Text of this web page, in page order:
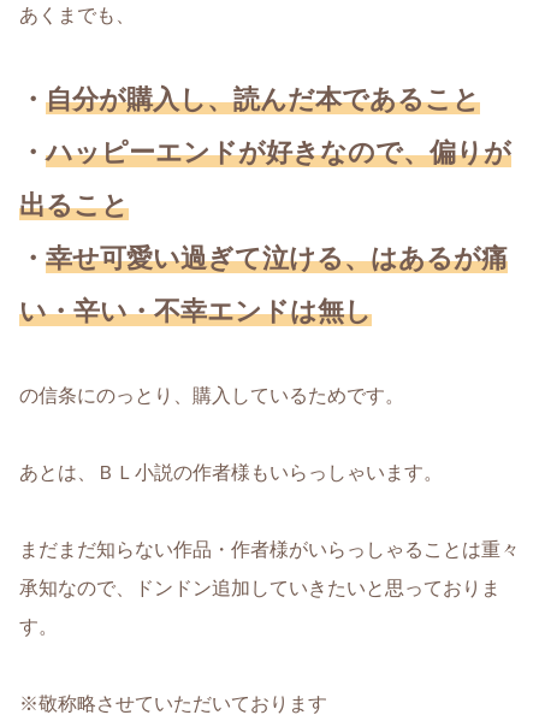
あくまでも、
・ 自分が購入し、読んだ本であること
・ハッピーエンドが好きなので、偏りが
出ること
・ 幸せ可愛い過ぎて泣ける、はあるが痛
い・辛い・不幸エンドは無し
の信条にのっとり、購入しているためです。
あとは、ＢＬ小説の作者様もいらっしゃいます。
まだまだ知らない作品・作者様がいらっしゃることは重々
承知なので、ドンドン追加していきたいと思っておりま
す。
※敬称略させていただいております